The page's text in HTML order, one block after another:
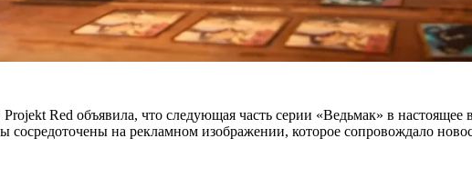
Red объявила, что следующая часть серии «Ведьмак» в настоящее
сосредоточены на рекламном изображении, которое сопровождало